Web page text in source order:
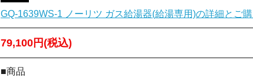
GQ-1639WS-1 ノーリツ ガス給湯器(給湯専用)の詳細とご
79,100円(税込)
■商品